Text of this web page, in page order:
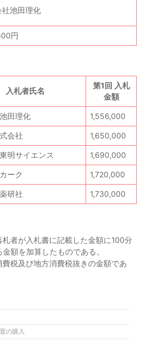
社池田理化
円
入札者氏名
第1回 入札
金額
田理化 1,556,000
会社 1,650,000
明サイエンス 1,690,000
ーク 1,720,000
研社 1,730,000
者が入札書に記載した金額に100分
額を加算したものである。
費税及び地方消費税抜きの金額であ
の購入